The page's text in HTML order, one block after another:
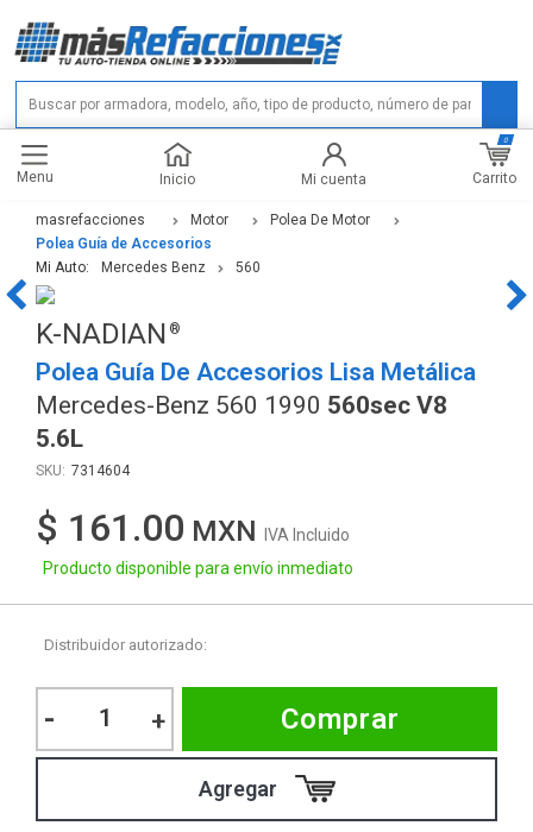
Menu Inicio Mi cuenta Carrito
0
masrefacciones Motor
Polea De Motor
Polea Guía de Accesorios
Mi Auto:
Mercedes Benz 560
K-NADIAN
Polea Guía De Accesorios Lisa Metálica
Mercedes-Benz 560 1990 560sec V8
5.6L
7314604
$ 161.00
IVA Incluido
Producto disponible para envío inmediato
Distribuidor autorizado:
- + Comprar